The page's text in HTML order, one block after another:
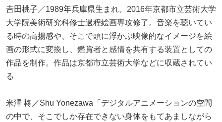
𠮷田桃子／1989年兵庫県生まれ。2016年京都市立芸術大学
大学院美術研究科修士過程絵画専攻修了。音楽を聴いてい
る時の高揚感や、そこで頭に浮かぶ映像的なイメージを絵
画の形式に変換し、鑑賞者と感情を共有する装置としての
作品を制作。作品は京都市立芸術大学などに収蔵されてい
る
米澤 柊／Shu Yonezawa「デジタルアニメーションの空間
の中で、そこでしか存在できない身体をもてあましながら